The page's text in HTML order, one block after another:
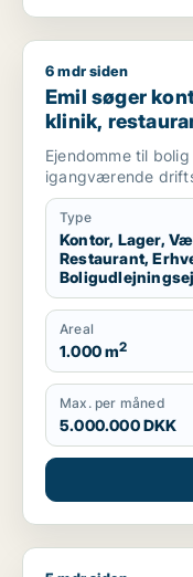
Emil søger kontor,
6 mdr siden
Emil søger
klinik,
Nordsjælland
Ejendomme til
igangværende
Type
Kontor, Lager,
Restaurant,
Areal
1.000 m2
Max. per måned
5.000.000 DKK